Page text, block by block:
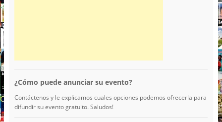
¿Cómo puede anunciar su evento?
Contáctenos y le explicamos cuales opciones podemos ofrecerla para
difundir su evento gratuito. Saludos!